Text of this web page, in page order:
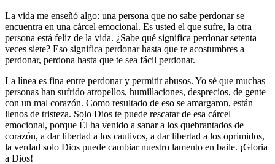
La vida me enseñó algo: una persona que no sabe perdonar se
encuentra en una cárcel emocional. Es usted el que sufre, la otra
persona está feliz de la vida. ¿Sabe qué significa perdonar setenta
veces siete? Eso significa perdonar hasta que te acostumbres a
perdonar, perdona hasta que te sea fácil perdonar.
La línea es fina entre perdonar y permitir abusos. Yo sé que muchas
personas han sufrido atropellos, humillaciones, desprecios, de gente
con un mal corazón. Como resultado de eso se amargaron, están
llenos de tristeza. Solo Dios te puede rescatar de esa cárcel
emocional, porque Él ha venido a sanar a los quebrantados de
corazón, a dar libertad a los cautivos, a dar libertad a los oprimidos,
la verdad solo Dios puede cambiar nuestro lamento en baile. ¡Gloria
a Dios!